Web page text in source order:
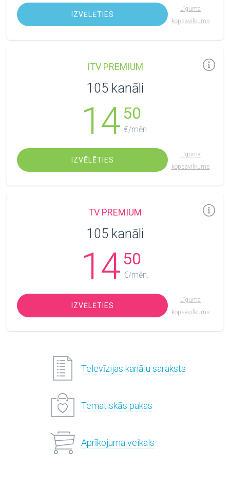
IZVĒLĒTIES
Līguma
kopsavilkums
ITV PREMIUM
105 kanāli
1450
€/mēn.
IZVĒLĒTIES
Līguma
kopsavilkums
TV PREMIUM
105 kanāli
1450
€/mēn.
IZVĒLĒTIES
Līguma
kopsavilkums
Televīzijas kanālu saraksts
Tematiskās pakas
Aprīkojuma veikals